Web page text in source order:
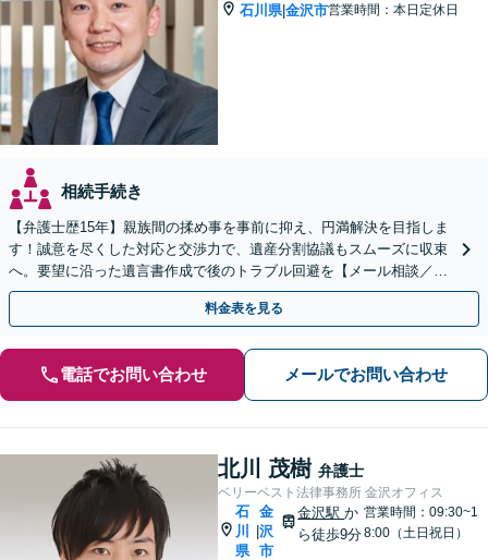
石川県|金沢市営業時間：本日定休日
相続手続き
【弁護士歴15年】親族間の揉め事を事前に抑え、円満解決を目指しま
す！誠意を尽くした対応と交渉力で、遺産分割協議もスムーズに収束
へ。要望に沿った遺言書作成で後のトラブル回避を【メール相談／W
eb面談可】
料金表を見る
電話でお問い合わせ メールでお問い合わせ
北川 茂樹 弁護士
ベリーベスト法律事務所 金沢オフィス
石
川
県
|
金
沢
市
金沢駅か
ら徒歩9分
営業時間：09:30~1
8:00（土日祝日）